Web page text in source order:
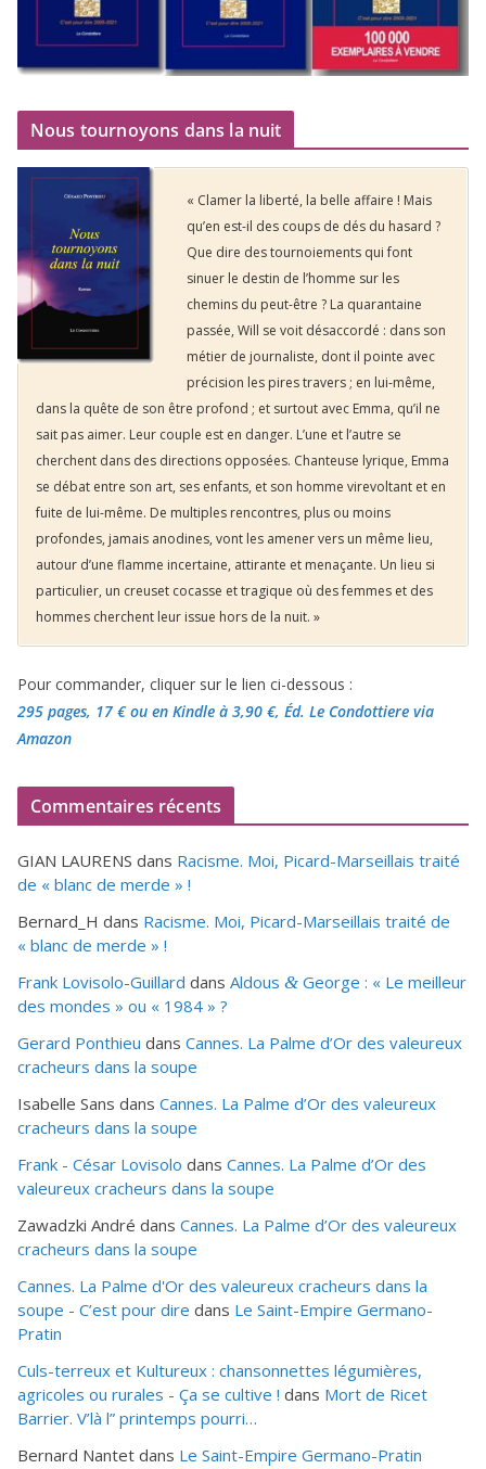
Nous tournoyons dans la nuit
« Clamer la liberté, la belle affaire ! Mais
qu’en est-il des coups de dés du hasard ?
Que dire des tournoiements qui font
sinuer le destin de l’homme sur les
chemins du peut-être ? La quarantaine
passée, Will se voit désaccordé : dans son
métier de journaliste, dont il pointe avec
précision les pires travers ; en lui-même,
dans la quête de son être profond ; et surtout avec Emma, qu’il ne
sait pas aimer. Leur couple est en danger. L’une et l’autre se
cherchent dans des directions opposées. Chanteuse lyrique, Emma
se débat entre son art, ses enfants, et son homme virevoltant et en
fuite de lui-même. De multiples rencontres, plus ou moins
profondes, jamais anodines, vont les amener vers un même lieu,
autour d’une flamme incertaine, attirante et menaçante. Un lieu si
particulier, un creuset cocasse et tragique où des femmes et des
hommes cherchent leur issue hors de la nuit. »
Pour commander, cliquer sur le lien ci-dessous :
295 pages, 17 €ou en Kindle à 3,90 €, Éd. Le Condottiere via
Amazon
Commentaires récents
GIAN LAURENS dans Racisme. Moi, Picard-Marseillais traité
de « blanc de merde » !
Bernard_H dans Racisme. Moi, Picard-Marseillais traité de
« blanc de merde » !
Frank Lovisolo-Guillard dans Aldous & George : « Le meilleur
des mondes » ou « 1984 » ?
Gerard Ponthieu dans Cannes. La Palme d’Or des valeureux
cracheurs dans la soupe
Isabelle Sans dans Cannes. La Palme d’Or des valeureux
cracheurs dans la soupe
Frank - César Lovisolo dans Cannes. La Palme d’Or des
valeureux cracheurs dans la soupe
Zawadzki André dans Cannes. La Palme d’Or des valeureux
cracheurs dans la soupe
Cannes. La Palme d'Or des valeureux cracheurs dans la
soupe - C’est pour dire dans Le Saint-Empire Germano-
Pratin
Culs-terreux et Kultureux : chansonnettes légumières,
agricoles ou rurales - Ça se cultive ! dans Mort de Ricet
Barrier. V’là l” printemps pourri…
Bernard Nantet dans Le Saint-Empire Germano-Pratin